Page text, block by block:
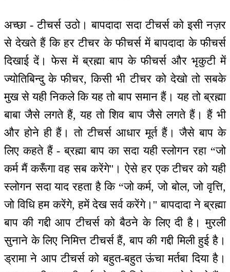
अच्छा - टीचर्स उठो। बापदादा सदा टीचर्स को इसी नज़र
से देखते हैं कि हर टीचर के फीचर्स में बापदादा के फीचर्स
दिखाई दें। फेस में ब्रह्मा बाप के फीचर्स और भृकुटी में
ज्योतिबिन्दु के फीचर, किसी भी टीचर को देखो तो सबके
मुख से यही निकले कि यह तो बाप समान हैं। यह तो ब्रह्मा
बाबा जैसे लगते हैं, यह तो शिव बाप जैसे लगते हैं। हैं भी
और होने ही हैं। तो टीचर्स आधार मूर्त हैं। जैसे बाप के
लिए कहते हैं - ब्रह्मा बाप का सदा यही स्लोगन रहा “जो
कर्म मैं करूँगा वह सब करेंगे''। ऐसे हर एक टीचर को यही
स्लोगन सदा याद रहता है कि “जो कर्म, जो बोल, जो वृत्ति,
जो विधि हम करेंगे, हमें देख सर्व करेंगे।'' बापदादा ने ब्रह्मा
बाप की गद्दी आप टीचर्स को बैठने के लिए दी है। मुरली
सुनाने के लिए निमित्त टीचर्स हैं, बाप की गद्दी मिली हुई है।
ड्रामा ने आप टीचर्स को बहुत-बहुत ऊंचा मर्तबा दिया है।